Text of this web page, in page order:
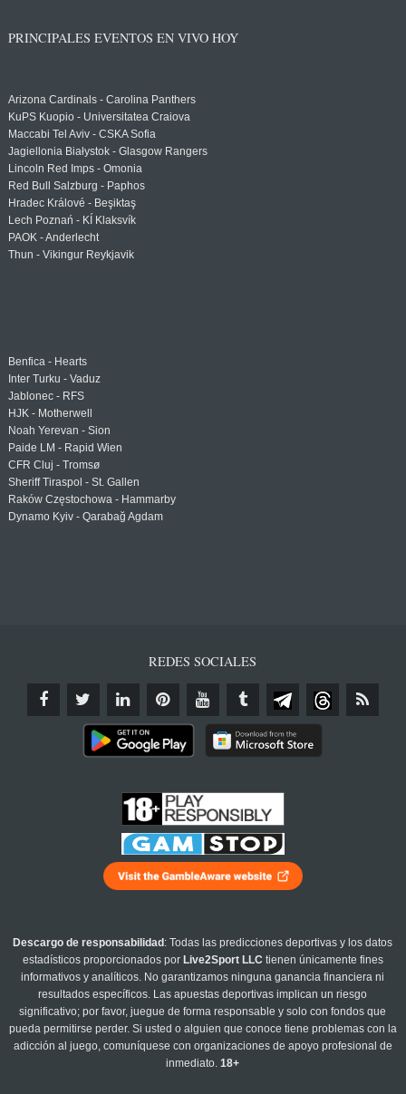
PRINCIPALES EVENTOS EN VIVO HOY
Arizona Cardinals - Carolina Panthers
KuPS Kuopio - Universitatea Craiova
Maccabi Tel Aviv - CSKA Sofia
Jagiellonia Białystok - Glasgow Rangers
Lincoln Red Imps - Omonia
Red Bull Salzburg - Paphos
Hradec Králové - Beşiktaş
Lech Poznań - KÍ Klaksvík
PAOK - Anderlecht
Thun - Vikingur Reykjavik
Benfica - Hearts
Inter Turku - Vaduz
Jablonec - RFS
HJK - Motherwell
Noah Yerevan - Sion
Paide LM - Rapid Wien
CFR Cluj - Tromsø
Sheriff Tiraspol - St. Gallen
Raków Częstochowa - Hammarby
Dynamo Kyiv - Qarabağ Agdam
REDES SOCIALES
Descargo de responsabilidad : Todas las predicciones deportivas y los datos
estadísticos proporcionados por Live2Sport LLC tienen únicamente fines
informativos y analíticos. No garantizamos ninguna ganancia financiera ni
resultados específicos. Las apuestas deportivas implican un riesgo
significativo; por favor, juegue de forma responsable y solo con fondos que
pueda permitirse perder. Si usted o alguien que conoce tiene problemas con la
adicción al juego, comuníquese con organizaciones de apoyo profesional de
inmediato.18+